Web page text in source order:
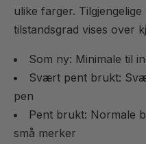
ulike farger.
tilstandsgrad vises over
Som ny: Minimale til
Svært pent brukt:
pen
Pent brukt: Normale
små merker